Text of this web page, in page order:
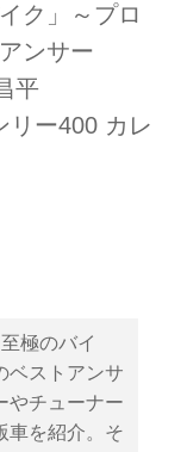
ク」～プロ
ンサー
平
リー400 カレ
極のバイ
ベストアンサ
やチューナー
車を紹介。そ